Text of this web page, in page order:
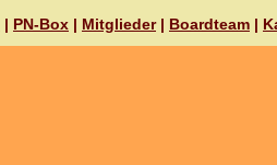
| PN-Box | Mitglieder| Boardteam |